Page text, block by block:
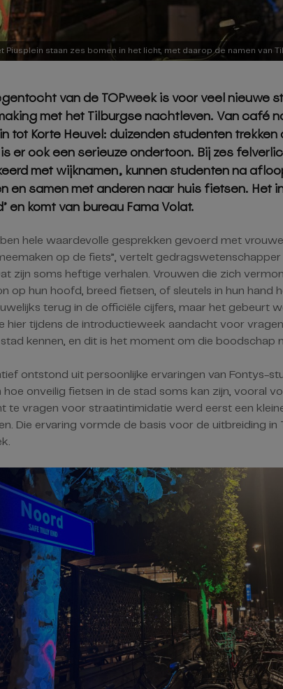
Piusplein staan zes bomen in het licht, met daarop de namen van
van de TOPweek is voor veel nieuwe
met het Tilburgse nachtleven. Van café
tot Korte Heuvel: duizenden studenten
er ook een serieuze ondertoon. Bij zes
met wijknamen, kunnen studenten na
en samen met anderen naar huis fietsen. Het
en komt van bureau Fama Volat.
hele waardevolle gesprekken gevoerd met
op de fiets”, vertelt gedragswetenschapper
zijn soms heftige verhalen. Vrouwen die zich
op hun hoofd, breed fietsen, of sleutels in hun hand
terug in de officiële cijfers, maar het gebeurt
hier tijdens de introductieweek aandacht voor
stad kennen, en dit is het moment om die boodschap
ontstond uit persoonlijke ervaringen van Fontys-
hoe onveilig fietsen in de stad soms kan zijn, vooral
te vragen voor straatintimidatie werd eerst een
Die ervaring vormde de basis voor de uitbreiding in